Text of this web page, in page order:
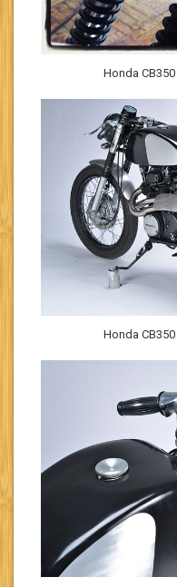
Honda
Honda